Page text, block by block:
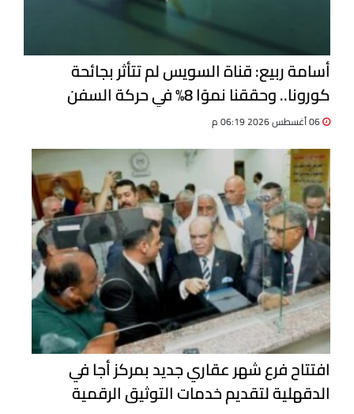
أسامة ربيع: قناة السويس لم تتأثر بجائحة
كورونا.. وحققنا نموًا 8% في حركة السفن
افتتاح فرع شهر عقاري جديد بمركز أجا في
الدقهلية لتقديم خدمات التوثيق الرقمية